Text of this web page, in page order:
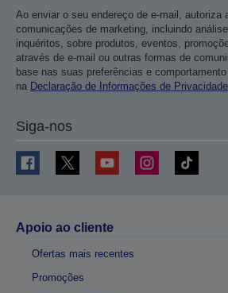
Ao enviar o seu endereço de e-mail, autoriza
comunicações de marketing, incluindo
inquéritos, sobre produtos, eventos,
através de e-mail ou outras formas de
base nas suas preferências e
na Declaração de Informações de
Siga-nos
Apoio ao cliente
Ofertas mais recentes
Promoções